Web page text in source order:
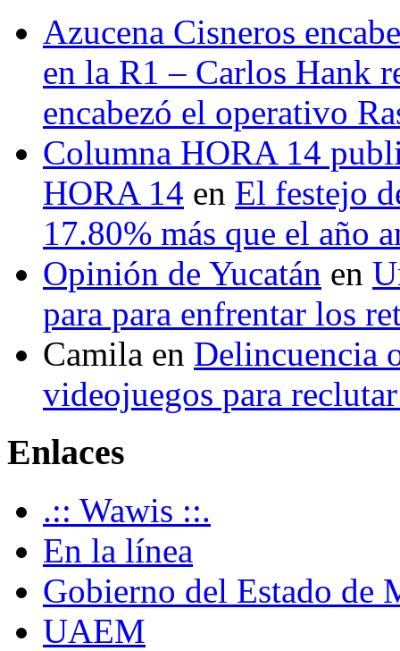
Azucena Cisneros
en la R1 – Carlos Hank
encabezó el operativo
Columna HORA 14
HORA 14 en El festejo
17.80% más que el año
Opinión de Yucatán en
para para enfrentar los
Camila en Delincuencia
videojuegos para
Enlaces
.:: Wawis ::.
En la línea
Gobierno del Estado de
UAEM